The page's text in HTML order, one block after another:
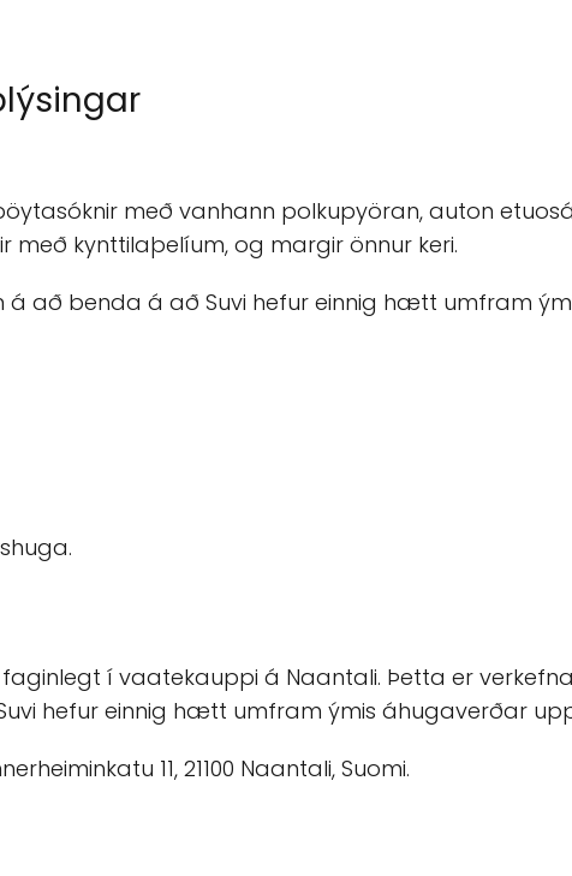
með vanhann polkupyöran, auton
með kynttilaþelíum, og margir önnur keri.
á að benda á að Suvi hefur einnig hætt umfram
faginlegt í vaatekauppi á Naantali. Þetta er
hefur einnig hætt umfram ýmis áhugaverðar
11, 21100 Naantali, Suomi.